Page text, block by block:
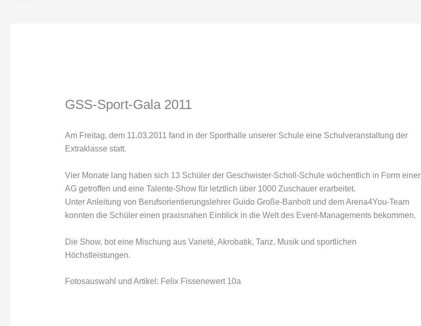
GSS-Sport-Gala 2011
Am Freitag, dem 11.03.2011 fand in der Sporthalle unserer Schule eine Schulveranstaltung der
Extraklasse statt.
Vier Monate lang haben sich 13 Schüler der Geschwister-Scholl-Schule wöchentlich in Form einer
AG getroffen und eine Talente-Show für letztlich über 1000 Zuschauer erarbeitet.
Unter Anleitung von Berufsorientierungslehrer Guido Große-Banholt und dem Arena4You-Team
konnten die Schüler einen praxisnahen Einblick in die Welt des Event-Managements bekommen.
Die Show, bot eine Mischung aus Varieté, Akrobatik, Tanz, Musik und sportlichen
Höchstleistungen.
Fotosauswahl und Artikel: Felix Fissenewert 10a